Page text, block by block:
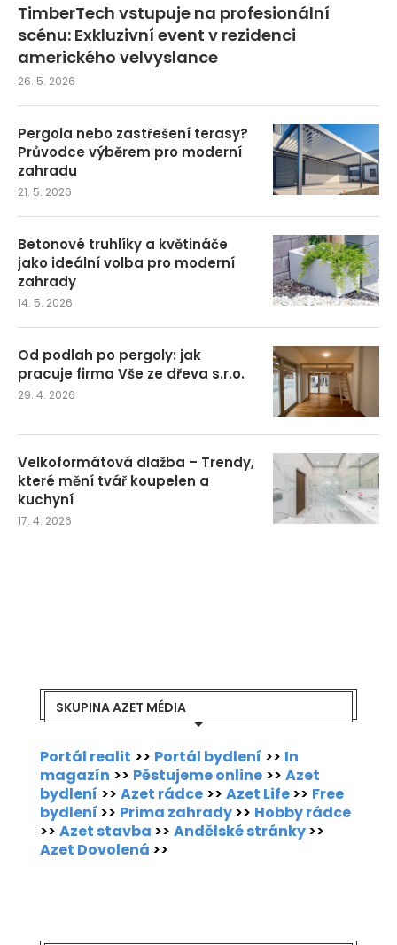
TimberTech vstupuje na profesionální
scénu: Exkluzivní event v rezidenci
amerického velvyslance
26. 5. 2026
Pergola nebo zastřešení terasy?
Průvodce výběrem pro moderní
zahradu
21. 5. 2026
Betonové truhlíky a květináče
jako ideální volba pro moderní
zahrady
14. 5. 2026
Od podlah po pergoly: jak
pracuje firma Vše ze dřeva s.r.o.
29. 4. 2026
Velkoformátová dlažba – Trendy,
které mění tvář koupelen a
kuchyní
17. 4. 2026
SKUPINA AZET MÉDIA
Portál realit >> Portál bydlení >> In
magazín >> Pěstujeme online >> Azet
bydlení >> Azet rádce >> Azet Life>> Free
bydlení >> Prima zahrady>> Hobby rádce
>> Azet stavba >> Andělské stránky>>
Azet Dovolená >>